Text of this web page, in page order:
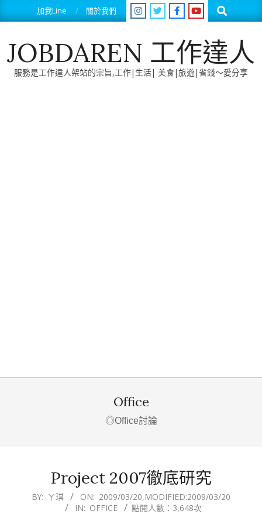
to
加我Line 關於我們 Search
JOBDAREN 工作達人
服務是工作達人架站的宗旨,工作|生活| 美食|旅遊|省錢～愛分享
Office
◎Office討論
Project 2007徹底研究
2009-
BY: ㄚ琪 ON: 2009/03/20,MODIFIED:2009/03/20
IN: OFFICE 點閱人數：3,648次